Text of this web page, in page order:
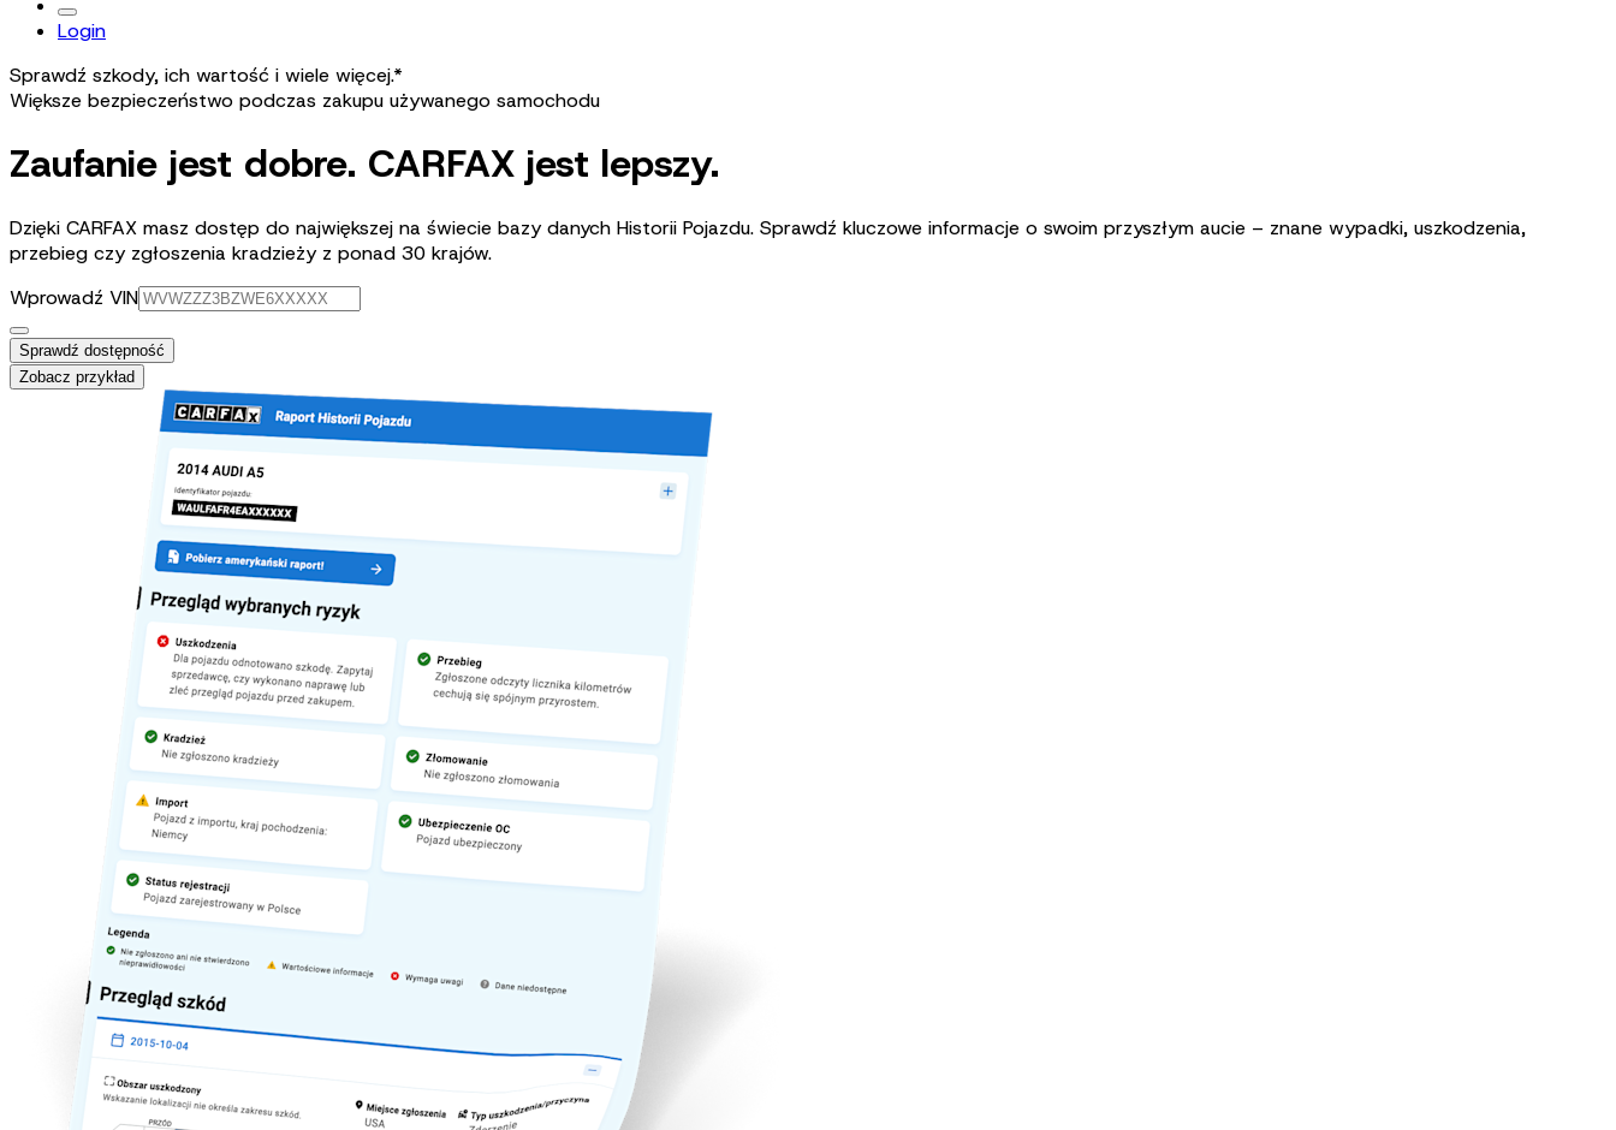
Login
Sprawdź szkody, ich wartość i wiele więcej.*
Większe bezpieczeństwo podczas zakupu używanego samochodu
Zaufanie jest dobre. CARFAX jest lepszy.
Dzięki CARFAX masz dostęp do największej na świecie bazy danych Historii Pojazdu. Sprawdź kluczowe informacje o swoim przyszłym aucie – znane wypadki, uszkodzenia,
przebieg czy zgłoszenia kradzieży z ponad 30 krajów.
Wprowadź VIN
Sprawdź dostępność
Zobacz przykład